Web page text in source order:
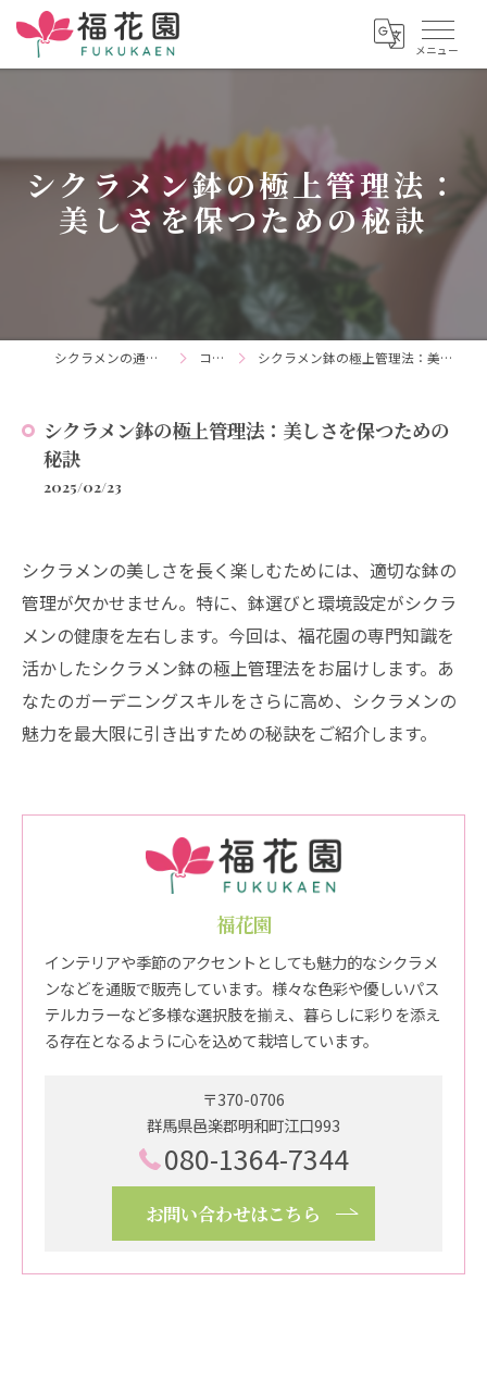
シクラメン鉢の極上管理法：
美しさを保つための秘訣
シクラメンの通販なら福花園 コラム シクラメン鉢の極上管理法：美しさを保つための秘訣
シクラメン鉢の極上管理法：美しさを保つための
秘訣
2025/02/23
シクラメンの美しさを長く楽しむためには、適切な鉢の
管理が欠かせません。特に、鉢選びと環境設定がシクラ
メンの健康を左右します。今回は、福花園の専門知識を
活かしたシクラメン鉢の極上管理法をお届けします。あ
なたのガーデニングスキルをさらに高め、シクラメンの
魅力を最大限に引き出すための秘訣をご紹介します。
福花園
インテリアや季節のアクセントとしても魅力的なシクラメ
ンなどを通販で販売しています。様々な色彩や優しいパス
テルカラーなど多様な選択肢を揃え、暮らしに彩りを添え
る存在となるように心を込めて栽培しています。
〒370-0706
群馬県邑楽郡明和町江口993
080-1364-7344
お問い合わせはこちら